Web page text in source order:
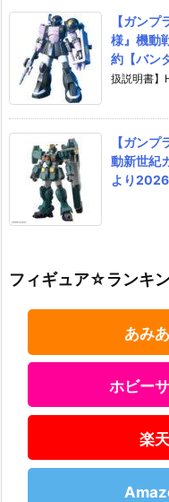
【ガン
様』機動
約【バン
扱説明書】
【ガン
動新世紀
より
フィギュア☆ランキ
あみ
ホビー
楽